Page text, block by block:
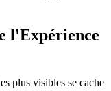
l'Expérience
plus visibles se cache